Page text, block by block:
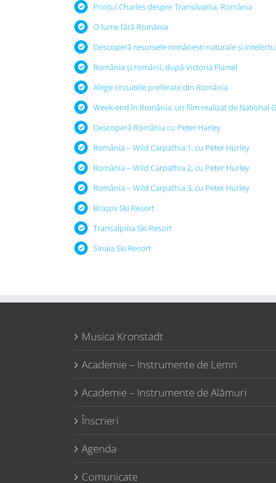
Prințul Charles despre Transilvania, România
O lume fără România
Descoperă resursele românești naturale și
România și românii, după Victoria Flamel
Alege circuitele preferate din România
Week-end în România, un film realizat de National
Descoperă România cu Peter Harley
România – Wild Carpathia 1, cu Peter Hurley
România – Wild Carpathia 2, cu Peter Hurley
România – Wild Carpathia 3, cu Peter Hurley
Brașov Ski Resort
Transalpina Ski Resort
Sinaia Ski Resort
Musica Kronstadt
Academie – Instrumente de Lemn
Academie – Instrumente de Alămuri
Înscrieri
Agenda
Comunicate